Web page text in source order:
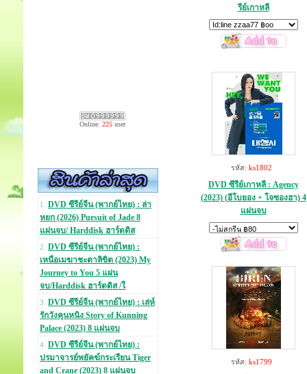
Online: 225 user
1. DVD ซีรีย์จีน (พากย์ไทย) : ล่า
หยก (2026) Pursuit of Jade 8
แผ่นจบ/ Harddisk ฮาร์ดดิส
2. DVD ซีรีย์จีน (พากย์ไทย) :
เหนือเมฆาชะตาลิขิต (2023) My
Journey to You 5 แผ่น
จบ/Harddisk ฮาร์ดดิส /ใ
3. DVD ซีรีย์จีน (พากย์ไทย) : เล่ห์
รักวังคุนหนิง Story of Kunning
Palace (2023) 8 แผ่นจบ
4. DVD ซีรีย์จีน (พากย์ไทย) :
ปรมาจารย์พยัคฆ์กระเรียน Tiger
and Crane (2023) 8 แผ่นจบ
รีย์เกาหลี
รหัส: ks1802
DVD ซีรีย์เกาหลี : Agency
(2023) (อีโบยอง + โจซองฮา) 4
แผ่นจบ
รหัส: ks1799